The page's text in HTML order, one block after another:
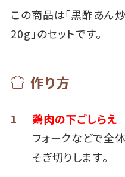
この商品は「黒酢あん
20g」のセットです。
作り方
1
鶏肉の下ごしらえ
フォークなどで全
そぎ切りします。